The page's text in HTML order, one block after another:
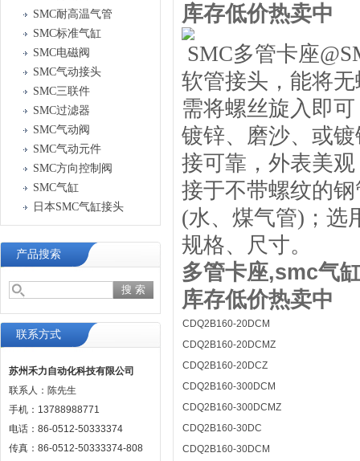
SMC耐高温气管
SMC标准气缸
SMC电磁阀
SMC气动接头
SMC三联件
SMC过滤器
SMC气动阀
SMC气动元件
SMC方向控制阀
SMC气缸
日本SMC气缸接头
产品搜索
联系方式
苏州禾力自动化科技有限公司
联系人：陈先生
手机：13788988771
电话：86-0512-50333374
传真：86-0512-50333374-808
库存低价热卖中
SMC多管卡座
软管接头，能将
需将螺丝旋入即
镀锌、磨沙、或
接可靠，外表美
接于不带螺纹的
(水、煤气管)；选
规格、尺寸。
多管卡座,smc气
库存低价热卖中
CDQ2B160-20DCM
CDQ2B160-20DCMZ
CDQ2B160-20DCZ
CDQ2B160-300DCM
CDQ2B160-300DCMZ
CDQ2B160-30DC
CDQ2B160-30DCM